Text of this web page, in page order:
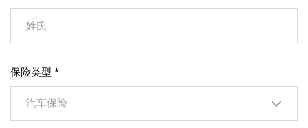
保险类型 *
汽车保险